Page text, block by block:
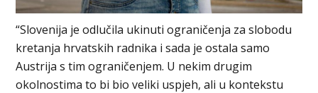
“Slovenija je odlučila ukinuti ograničenja za slobodu
kretanja hrvatskih radnika i sada je ostala samo
Austrija s tim ograničenjem. U nekim drugim
okolnostima to bi bio veliki uspjeh, ali u kontekstu